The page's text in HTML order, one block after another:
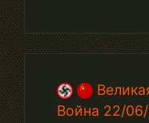
Война 22/